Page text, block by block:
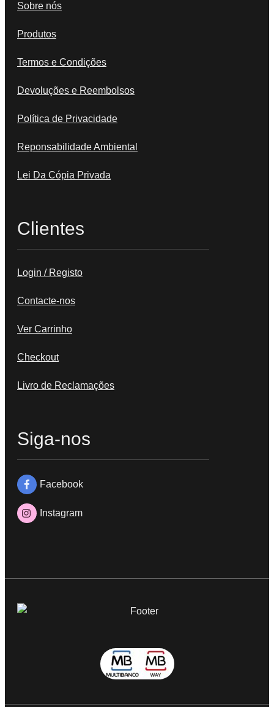
Sobre nós
Produtos
Termos e Condições
Devoluções e Reembolsos
Política de Privacidade
Reponsabilidade Ambiental
Lei Da Cópia Privada
Clientes
Login / Registo
Contacte-nos
Ver Carrinho
Checkout
Livro de Reclamações
Siga-nos
Facebook
Instagram